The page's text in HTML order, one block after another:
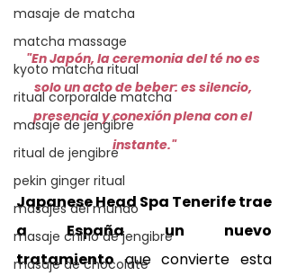
masaje de matcha
matcha massage
kyoto matcha ritual
ritual corporalde matcha
masaje de jengibre
ritual de jengibre
pekin ginger ritual
masajes del mundo
masaje chino de jengibre
masaje de chocolate
"En Japón, la ceremonia del té no es
solo un acto de beber: es silencio,
presencia y conexión plena con el
instante."
Japanese Head Spa Tenerife trae
a España un nuevo
tratamiento